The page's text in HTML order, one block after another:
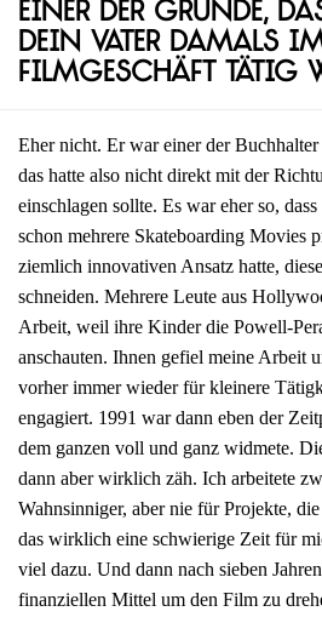
einer der Gründe,
dein Vater damals
Filmgeschäft tätig
Eher nicht. Er war einer der
das hatte also nicht direkt mit der
einschlagen sollte. Es war eher so,
schon mehrere Skateboarding Movies
ziemlich innovativen Ansatz hatte,
schneiden. Mehrere Leute aus
Arbeit, weil ihre Kinder die Powell-
anschauten. Ihnen gefiel meine Arbeit
vorher immer wieder für kleinere
engagiert. 1991 war dann eben der
dem ganzen voll und ganz widmete.
dann aber wirklich zäh. Ich arbeitete
Wahnsinniger, aber nie für Projekte,
das wirklich eine schwierige Zeit für
viel dazu. Und dann nach sieben
finanziellen Mittel um den Film zu